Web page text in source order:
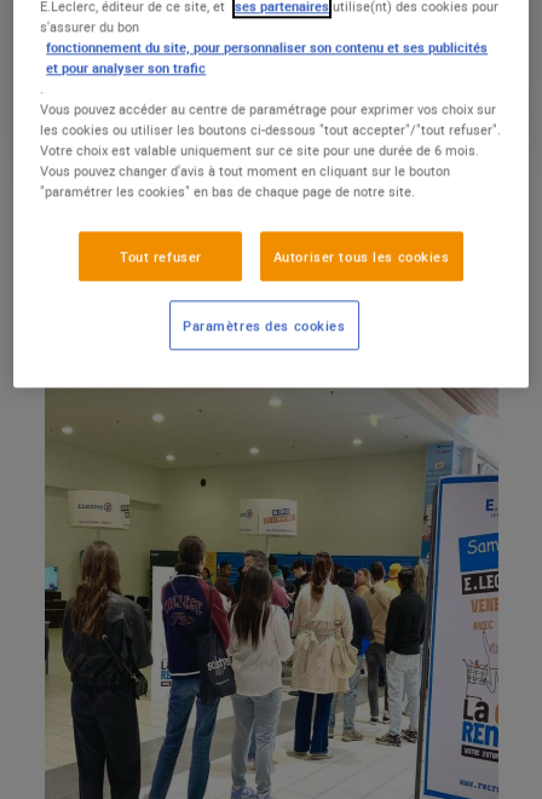
collaborateurs formés chaque année :
E.Leclerc c’est aussi une marque employeur
succès de « La Grande Rencontre », 3ème
édition, un job dating géant organisé
simultanément dans 450 centres E.Leclerc en
France. Avec 5 000 postes à pourvoir.
E.Leclerc, éditeur de ce site, et ses partenaires utilise(nt) des cookies pour
s'assurer du bon
fonctionnement du site, pour personnaliser son contenu et ses publicités
et pour analyser son trafic
.
Vous pouvez accéder au centre de paramétrage pour exprimer vos choix sur
les cookies ou utiliser les boutons ci-dessous "tout accepter"/"tout refuser".
Votre choix est valable uniquement sur ce site pour une durée de 6 mois.
Vous pouvez changer d'avis à tout moment en cliquant sur le bouton
"paramétrer les cookies" en bas de chaque page de notre site.
Tout refuser Autoriser tous les cookies
Paramètres des cookies